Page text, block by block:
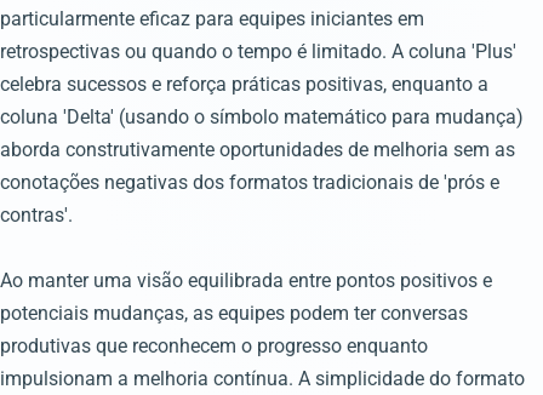
particularmente eficaz para equipes iniciantes em
retrospectivas ou quando o tempo é limitado. A coluna 'Plus'
celebra sucessos e reforça práticas positivas, enquanto a
coluna 'Delta' (usando o símbolo matemático para mudança)
aborda construtivamente oportunidades de melhoria sem as
conotações negativas dos formatos tradicionais de 'prós e
contras'.
Ao manter uma visão equilibrada entre pontos positivos e
potenciais mudanças, as equipes podem ter conversas
produtivas que reconhecem o progresso enquanto
impulsionam a melhoria contínua. A simplicidade do formato